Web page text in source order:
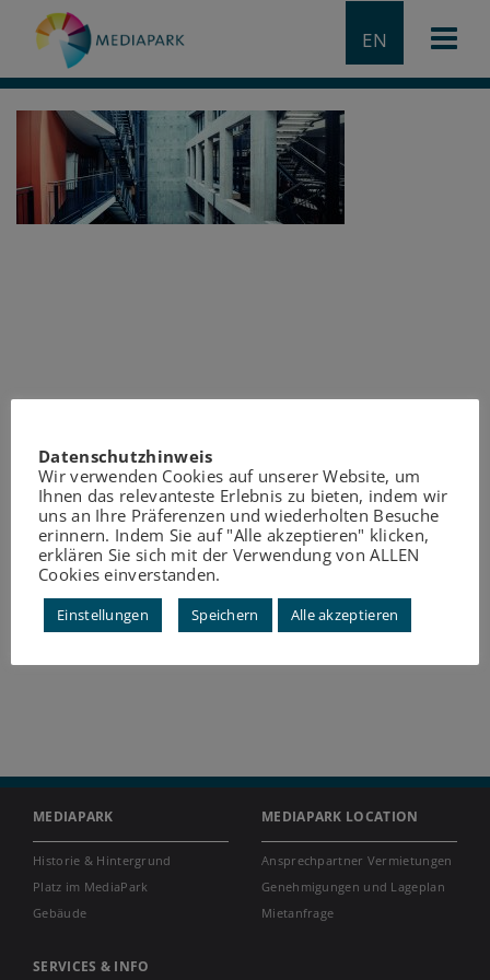
EN
MEDIAPARK
Historie & Hintergrund
Platz im MediaPark
Gebäude
MEDIAPARK LOCATION
Ansprechpartner Vermietungen
Genehmigungen und Lageplan
Mietanfrage
SERVICES & INFO
Datenschutzhinweis
Wir verwenden Cookies auf unserer Website, um
Ihnen das relevanteste Erlebnis zu bieten, indem wir
uns an Ihre Präferenzen und wiederholten Besuche
erinnern. Indem Sie auf "Alle akzeptieren" klicken,
erklären Sie sich mit der Verwendung von ALLEN
Cookies einverstanden.
Einstellungen Speichern Alle akzeptieren